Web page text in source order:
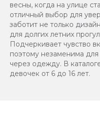
весны, когда на улице
отличный выбор для
заботит не только
для долгих летних
Подчеркивает чувство
поэтому незаменима
через одежду. В
девочек от 6 до 16 лет.